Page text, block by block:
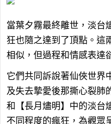
當葉夕霧最終離世，淡台
狂也隨之達到了頂點。這
相似，但過程和情感表達
它們共同訴說著仙俠世界
及失去摯愛後那撕心裂肺
和【長月燼明】中的淡台
不同程度的瘋狂，為觀眾